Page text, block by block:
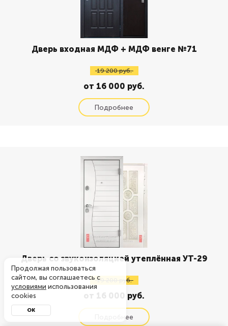
Дверь входная МДФ + МДФ венге №71
19 200 руб.
от 16 000 руб.
Дверь со звукоизоляцией утеплённая УТ-29
19 200 руб.
от 16 000 руб.
Продолжая пользоваться
сайтом, вы соглашаетесь с
условиями использования
cookies
ОК